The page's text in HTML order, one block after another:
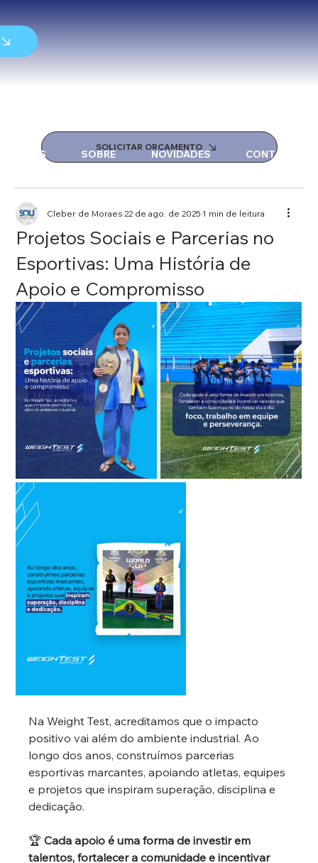
SOLICITAR ORÇAMENTO
SOBRE NOVIDADES CONTATO
Projetos Sociais e Parcerias no
Esportivas: Uma História de
Apoio e Compromisso
Cleber de Moraes22 de ago. de 20251 min de leitura
Na Weight Test, acreditamos que o impacto
positivo vai além do ambiente industrial. Ao
longo dos anos, construímos parcerias
esportivas marcantes, apoiando atletas, equipes
e projetos que inspiram superação, disciplina e
dedicação.
🏆 Cada apoio é uma forma de investir em
talentos, fortalecer a comunidade e incentivar